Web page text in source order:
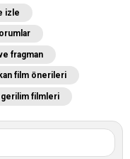
izle
fragman
film önerileri
gerilim filmleri